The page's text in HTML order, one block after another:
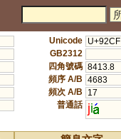
Unicode U+92CF
GB2312
四角號碼 8413.8
頻序 A/B 4683
頻次 A/B
17
普通話 ji